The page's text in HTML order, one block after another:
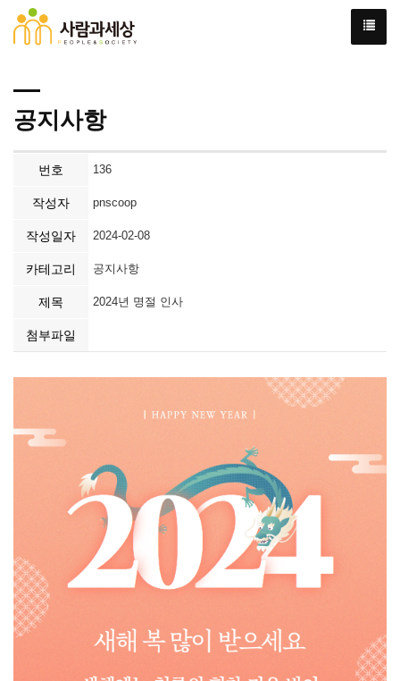
공지사항
번호 136
작성자 pnscoop
작성일자 2024-02-08
카테고리 공지사항
제목 2024년 명절 인사
첨부파일